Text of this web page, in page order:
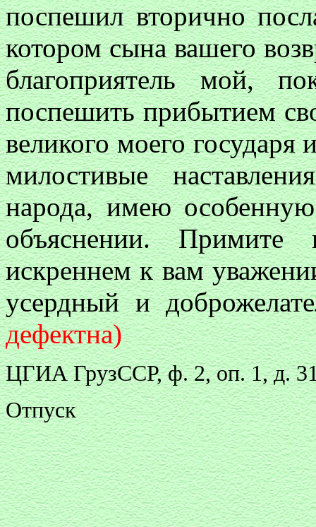
поспешил вторично
котором сына вашего
благоприятель мой,
поспешить прибытием
великого моего государя
милостивые
народа, имею
объяснении.
искреннем к вам
усердный и
дефектна)
ЦГИА ГрузССР, ф. 2, оп. 1, д.
Отпуск